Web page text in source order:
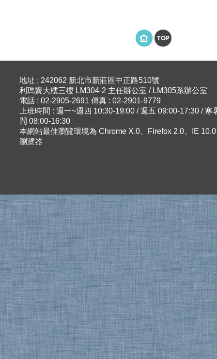
TOP
地址 : 242062 新北市新莊區中正路510號
利瑪竇大樓三樓 LM304-2 主任辦公室 / LM305系辦公室
電話 : 02-2905-2691 傳真 : 02-2901-9779
上班時間 : 週一~週四 10:30-19:00 / 週五 09:00-17:30 / 寒
間 08:00-16:30
本網站最佳瀏覽環境為 Chrome X.0、Firefox 2.0、IE
瀏覽器